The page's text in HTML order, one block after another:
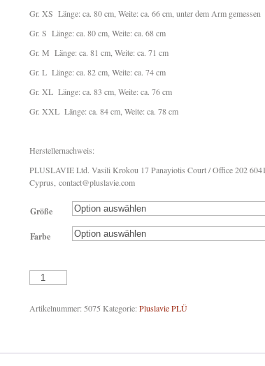
Gr. XS Länge: ca. 80 cm, Weite: ca. 66 cm, unter dem Arm gemessen
Gr. S Länge: ca. 80 cm, Weite: ca. 68 cm
Gr. M Länge: ca. 81 cm, Weite: ca. 71 cm
Gr. L Länge: ca. 82 cm, Weite: ca. 74 cm
Gr. XL Länge: ca. 83 cm, Weite: ca. 76 cm
Gr. XXL Länge: ca. 84 cm, Weite: ca. 78 cm
Herstellernachweis:
PLUSLAVIE Ltd. Vasili Krokou 17 Panayiotis Court / Office 202 6041
Cyprus, contact@pluslavie.com
Größe
Farbe
Pluslavie
PLÜ
Shirt
Artikelnummer: 5075 Kategorie:Pluslavie PLÜ